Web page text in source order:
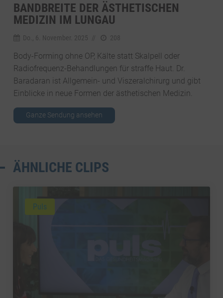
BANDBREITE DER ÄSTHETISCHEN
MEDIZIN IM LUNGAU
Do., 6. November. 2025 208
Body-Forming ohne OP, Kälte statt Skalpell oder
Radiofrequenz-Behandlungen für straffe Haut. Dr.
Baradaran ist Allgemein- und Viszeralchirurg und gibt
Einblicke in neue Formen der ästhetischen Medizin.
Ganze Sendung ansehen
ÄHNLICHE CLIPS
Puls